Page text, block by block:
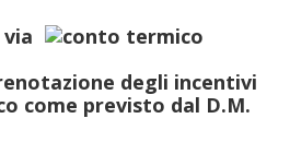
via
degli incentivi
come previsto dal D.M.